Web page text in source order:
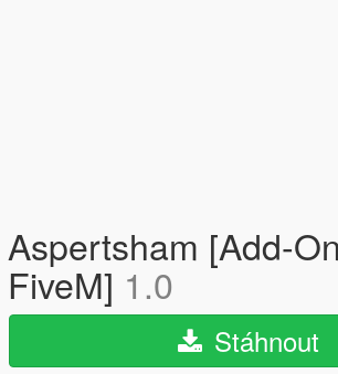
Aspertsham [Add-
FiveM] 1.0
Stáhnout